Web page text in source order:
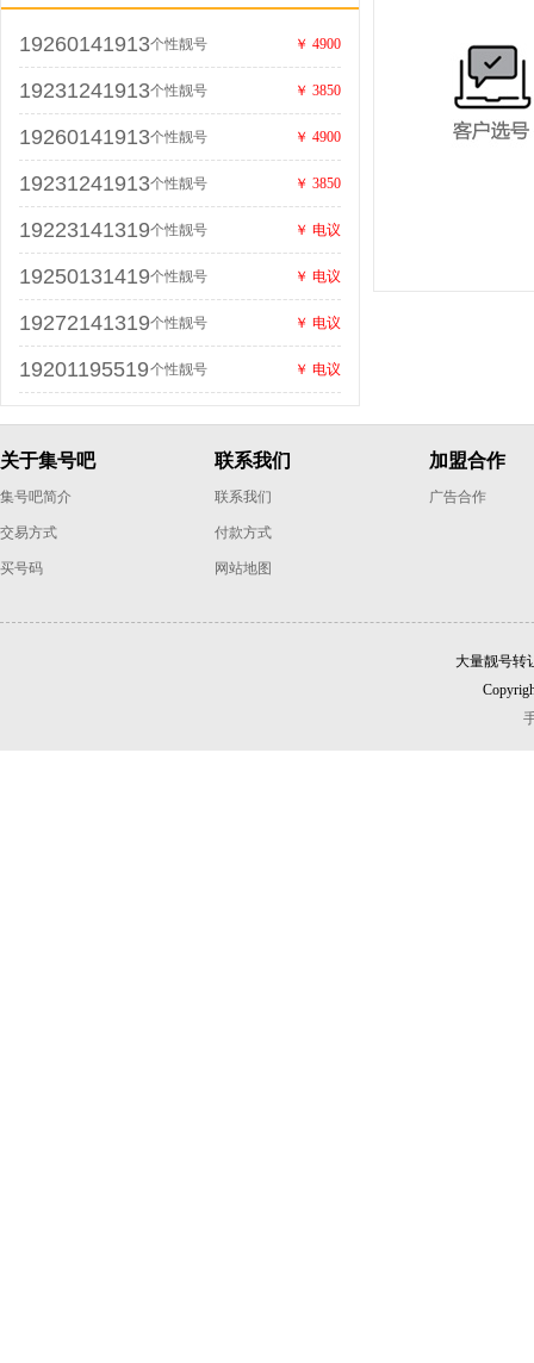
19260141913个性靓号 ￥ 4900
19231241913个性靓号 ￥ 3850
19260141913个性靓号 ￥ 4900
19231241913个性靓号 ￥ 3850
19223141319个性靓号 ￥ 电议
19250131419个性靓号 ￥ 电议
19272141319个性靓号 ￥ 电议
19201195519个性靓号 ￥ 电议
关于集号吧
集号吧简介
交易方式
买号码
联系我们
联系我们
付款方式
网站地图
加盟合作
广告合作
大量靓号转